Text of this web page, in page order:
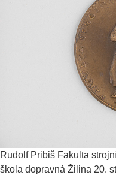
Rudolf Pribiš Fakulta
škola dopravná Žilina 20.